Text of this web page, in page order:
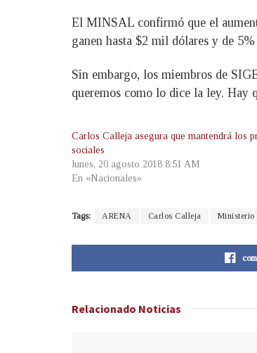
El MINSAL confirmó que el
ganen hasta $2 mil dólares y de
Sin embargo, los miembros de
queremos como lo dice la ley.
Carlos Calleja asegura que mantendrá los
sociales
lunes, 20 agosto 2018 8:51 AM
En «Nacionales»
Tags: ARENA Carlos Calleja Ministerio
Relacionado Noticias